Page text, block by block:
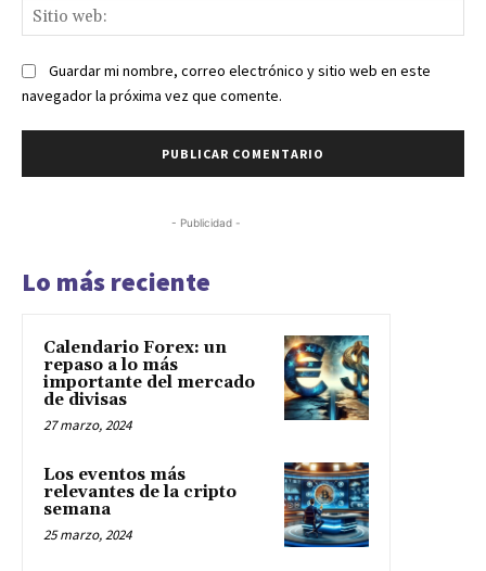
Guardar mi nombre, correo electrónico y sitio web en este
navegador la próxima vez que comente.
- Publicidad -
Lo más reciente
Calendario Forex: un
repaso a lo más
importante del mercado
de divisas
27 marzo, 2024
Los eventos más
relevantes de la cripto
semana
25 marzo, 2024